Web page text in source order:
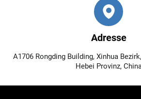
Adresse
A1706 Rongding Building, Xinhua
Hebei Provinz,